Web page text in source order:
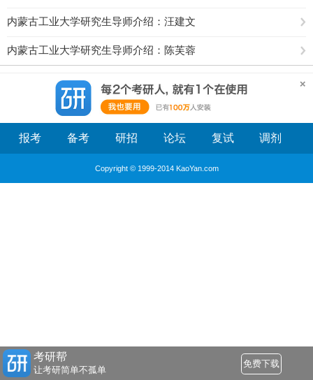
内蒙古工业大学研究生导师介绍：汪建文
内蒙古工业大学研究生导师介绍：陈芙蓉
报考 备考 研招 论坛 复试 调剂
Copyright © 1999-2014 KaoYan.com
考研帮
让考研简单不孤单
免费下载